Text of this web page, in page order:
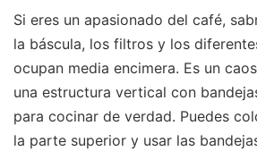
Si eres un apasionado del café,
la báscula, los filtros y los
ocupan media encimera. Es un
una estructura vertical con
para cocinar de verdad. Puedes
la parte superior y usar las